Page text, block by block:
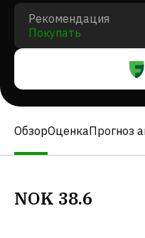
Рекомендация
Покупать
ОбзорОценкаПрогноз
NOK 38.6